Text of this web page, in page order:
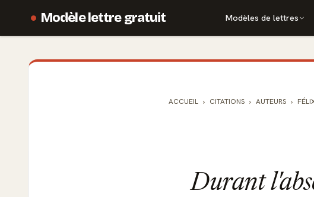
Modèle lettre gratuit Modèles de lettres
ACCUEIL CITATIONS AUTEURS
Durant